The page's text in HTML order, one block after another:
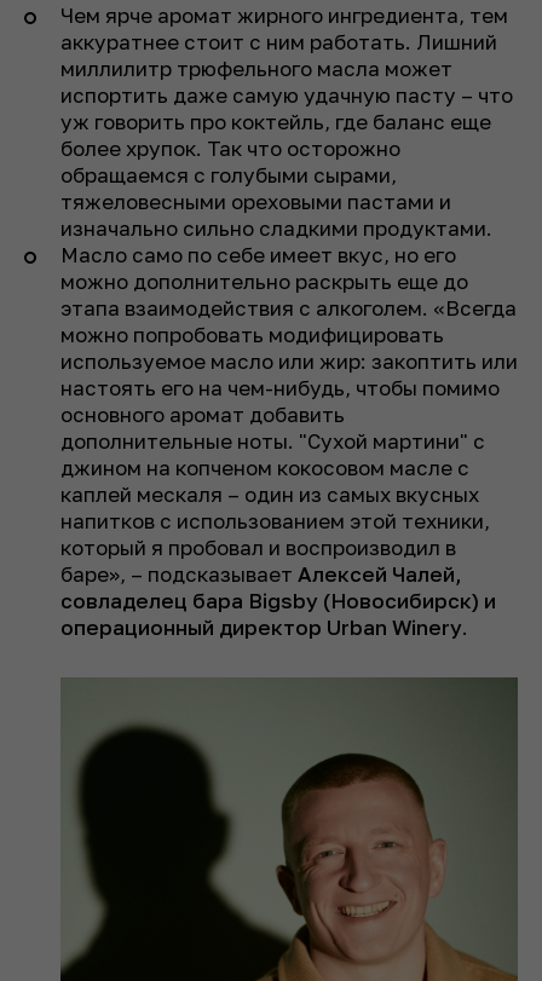
Чем ярче аромат жирного ингредиента, тем
аккуратнее стоит с ним работать. Лишний
миллилитр трюфельного масла может
испортить даже самую удачную пасту – что
уж говорить про коктейль, где баланс еще
более хрупок. Так что осторожно
обращаемся с голубыми сырами,
тяжеловесными ореховыми пастами и
изначально сильно сладкими продуктами.
Масло само по себе имеет вкус, но его
можно дополнительно раскрыть еще до
этапа взаимодействия с алкоголем. «Всегда
можно попробовать модифицировать
используемое масло или жир: закоптить или
настоять его на чем-нибудь, чтобы помимо
основного аромат добавить
дополнительные ноты. "Сухой мартини" с
джином на копченом кокосовом масле с
каплей мескаля – один из самых вкусных
напитков с использованием этой техники,
который я пробовал и воспроизводил в
баре», – подсказывает Алексей Чалей,
совладелец бара Bigsby (Новосибирск) и
операционный директор Urban Winery.